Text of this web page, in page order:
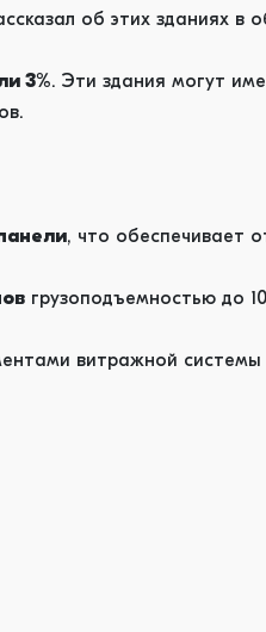
об этих зданиях в
3%. Эти здания могут
, что обеспечивает
грузоподъемностью до
витражной системы